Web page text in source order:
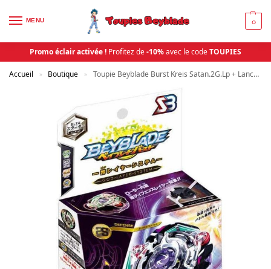
MENU 0
Promo éclair activée ! Profitez de-10%avec le codeTOUPIES
Accueil » Boutique » Toupie Beyblade Burst Kreis Satan.2G.Lp + Lanceur B-74 | Toupies Beyblade